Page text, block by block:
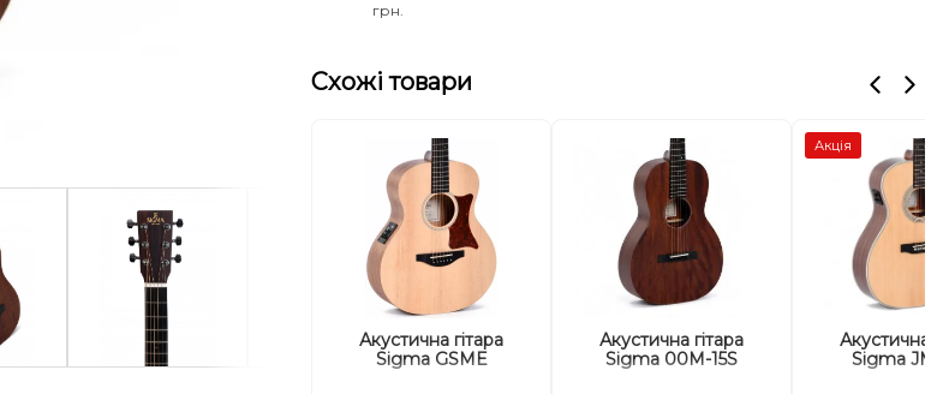
грн.
Схожі товари
Акустична гітара
Sigma GSME
Акустична гітара
Sigma 00M-15S
Акція
Акустична
Sigma